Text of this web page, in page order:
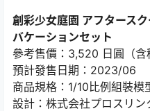
創彩少女庭園 アフタース
バケーションセット
參考售價：3,520 日圓（含
預計發售日期：2023/06
商品規格：1/10比例組裝模
設計：株式会社プロスリン